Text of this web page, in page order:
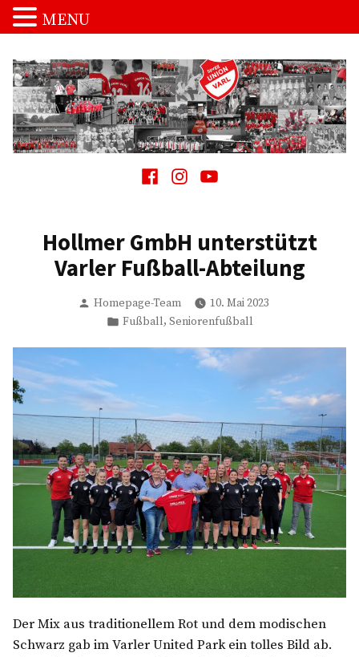
Inhalt
springen
Spvgg. Union Varl
…die Macht vom Schnakenpohl!
FacebookInstagram
Youtube
Hollmer GmbH unterstützt
Varler Fußball-Abteilung
Verfasst
von
Homepage-Team
10. Mai 2023
Veröffentlicht
Fußball, Seniorenfußball
Der Mix aus traditionellem Rot und dem modischen
Schwarz gab im Varler United Park ein tolles Bild ab.
MENU